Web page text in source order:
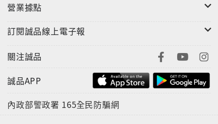
營業據點
訂閱誠品線上電子報
關注誠品
誠品APP
內政部警政署 165全民防騙網